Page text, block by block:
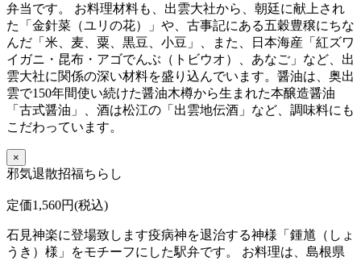
弁当です。 お料理材料も、出雲大社から、朝廷に献上され
た「金針菜（ユリの花）」や、古事記にある五穀豊穣にちな
んだ「米、麦、粟、黒豆、小豆」、また、日本海産「紅ズワ
イガニ・昆布・アゴでんぶ（トビウオ）、あなご」など、出
雲大社に関係の深い材料を盛り込んでいます。醤油は、奥出
雲で150年間使い続けた醤油木樽から生まれた本醸造醤油
「古式醤油」、酒は松江の「出雲地伝酒」など、調味料にも
こだわっています。
×
邪気退散招福ちらし
定価1,560円(税込)
石見神楽に登場致します疫病神を退治する神様「鍾馗（しょ
うき）様」をモチーフにした駅弁です。 お料理は、島根県